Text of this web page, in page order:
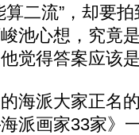
二流”，却要
池心想，究竟
觉得答案应该
派大家正名
派画家33家》